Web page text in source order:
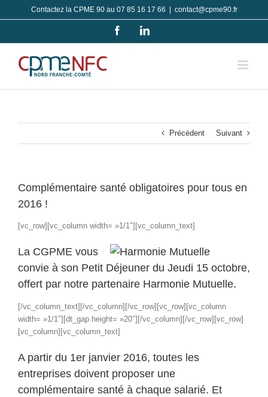
au
Contactez la CPME 90 au 07 85 16 17 66 contact@cpme90.fr
FacebookLinkedIn
Précédent Suivant
Complémentaire santé obligatoires pour tous en
2016 !
[vc_row][vc_column width= »1/1″][vc_column_text]
La CGPME vous
convie à son Petit Déjeuner du Jeudi 15 octobre,
offert par notre partenaire Harmonie Mutuelle.
[/vc_column_text][/vc_column][/vc_row][vc_row][vc_column
width= »1/1″][dt_gap height= »20″][/vc_column][/vc_row][vc_row]
[vc_column][vc_column_text]
A partir du 1er janvier 2016, toutes les
entreprises doivent proposer une
complémentaire santé à chaque salarié. Et